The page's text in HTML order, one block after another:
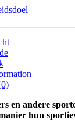
en andere
hun